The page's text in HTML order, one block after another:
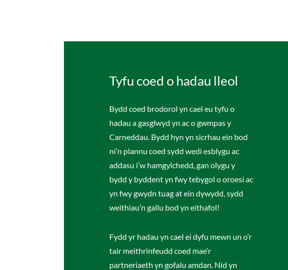
Tyfu coed o hadau lleol
Bydd coed brodorol yn cael eu tyfu o
hadau a gasglwyd yn ac o gwmpas y
Carneddau. Bydd hyn yn sicrhau ein bod
ni’n plannu coed sydd wedi esblygu ac
addasu i’w hamgylchedd, gan olygu y
bydd y byddent yn fwy tebygol o oroesi ac
yn fwy gwydn tuag at ein dywydd, sydd
weithiau’n gallu bod yn eithafol!
Fydd yr hadau yn cael ei dyfu mewn un o’r
tair meithrinfeudd coed mae’r
partneriaeth yn gofalu amdan. Nid yn